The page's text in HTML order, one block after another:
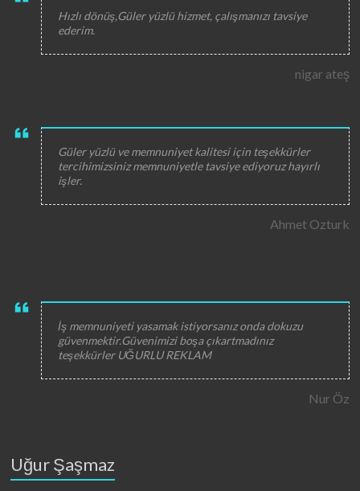
Hızlı dönüş,Güler yüzlü hizmet, çalışmanızı tavsiye
ederim.
nigar ateş
Güler yüzlü ve memnuniyet kalitesi için teşekkürler
tercihimizsiniz memnuniyetle tavsiye ediyoruz hayırlı
işler.
Ahmet Ozturk
İş memnuniyeti yasamak istiyorsanız onda dokuzu
güvenmektir.Güvenimizi boşa çıkartmadınız
teşekkürler UĞURLU REKLAM
Nur Öz
Uğur Şaşmaz